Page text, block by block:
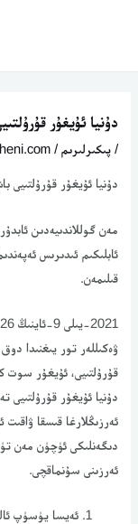
دۇنيا ئۇيغۇر
/پىكىرلىرىم/ By
دۇنيا ئۇيغۇر قۇرۇلتىيى
مەن گوللاندىيەدىن
ئابلىكىم ئىدىرىس
قىلىمەن.
ۋەكىللەر تور يىغنىدا
قۇرۇلتىيى، ئۇيغۇر سوت
دۇنيا ئۇيغۇر قۇرۇلتىيى
ئەرزىڭلارغا قىسقا ۋاقىت
دىگەنلىكى ئۈچۈن مەن
ئەرزىنى سۇنماقچى.